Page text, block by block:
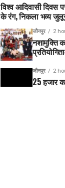
विश्व आदिवासी दिवस
के रंग, निकला भव्य
जौनपुर 2
नशामुक्ति
जौनपुर 2
25 हजार